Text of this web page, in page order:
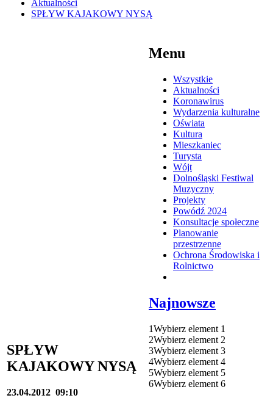
Aktualności
SPŁYW KAJAKOWY NYSĄ
SPŁYW
KAJAKOWY NYSĄ
23.04.2012 09:10
Menu
Wszystkie
Aktualności
Koronawirus
Wydarzenia kulturalne
Oświata
Kultura
Mieszkaniec
Turysta
Wójt
Dolnośląski Festiwal
Muzyczny
Projekty
Powódź 2024
Konsultacje społeczne
Planowanie
przestrzenne
Ochrona Środowiska i
Rolnictwo
Najnowsze
1Wybierz element 1
2Wybierz element 2
3Wybierz element 3
4Wybierz element 4
5Wybierz element 5
6Wybierz element 6